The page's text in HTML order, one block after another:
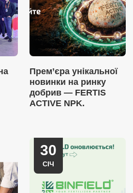
Прем’єра унікальної
новинки на ринку
добрив — FERTIS
ACTIVE NPK.
30
СІЧ